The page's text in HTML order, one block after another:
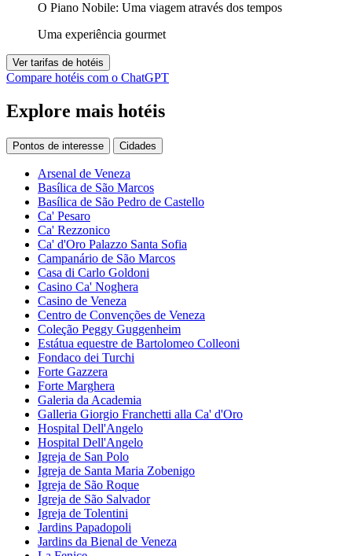
O Piano Nobile: Uma viagem através dos tempos
Uma experiência gourmet
Ver tarifas de hotéis
Compare hotéis com o ChatGPT
Explore mais hotéis
Pontos de interesse Cidades
Arsenal de Veneza
Basílica de São Marcos
Basílica de São Pedro de Castello
Ca' Pesaro
Ca' Rezzonico
Ca' d'Oro Palazzo Santa Sofia
Campanário de São Marcos
Casa di Carlo Goldoni
Casino Ca' Noghera
Casino de Veneza
Centro de Convenções de Veneza
Coleção Peggy Guggenheim
Estátua equestre de Bartolomeo Colleoni
Fondaco dei Turchi
Forte Gazzera
Forte Marghera
Galeria da Academia
Galleria Giorgio Franchetti alla Ca' d'Oro
Hospital Dell'Angelo
Hospital Dell'Angelo
Igreja de San Polo
Igreja de Santa Maria Zobenigo
Igreja de São Roque
Igreja de São Salvador
Igreja de Tolentini
Jardins Papadopoli
Jardins da Bienal de Veneza